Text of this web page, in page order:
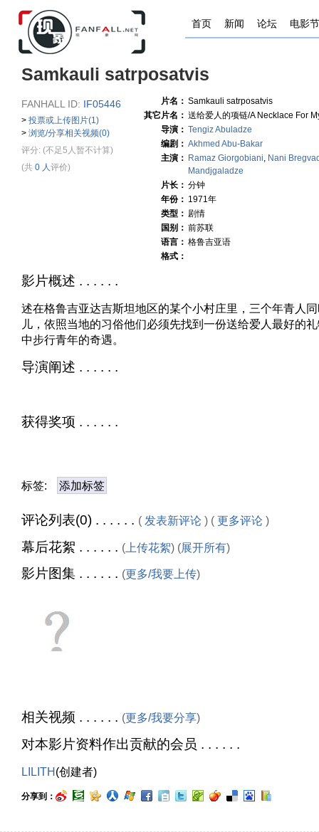
首页 新闻 论坛 电影节
Samkauli satrposatvis
FANHALL ID: IF05446
> 投票或上传图片(1)
> 浏览/分享相关视频(0)
评分: (不足5人暂不计算)
(共 0 人评价)
片名： Samkauli satrposatvis
其它片名： 送给爱人的项链/A Necklace For
导演： Tengiz Abuladze
编剧： Akhmed Abu-Bakar
主演： Ramaz Giorgobiani, Nani
Mandjgaladze
片长： 分钟
年份： 1971年
类型： 剧情
国别： 前苏联
语言： 格鲁吉亚语
格式：
影片概述 . . . . . .
述在格鲁吉亚达吉斯坦地区的某个小村庄里，三个年青人
儿，依照当地的习俗他们必须先找到一份送给爱人最好的
中步行青年的奇遇。
导演阐述 . . . . . .
获得奖项 . . . . . .
标签: 添加标签
评论列表(0) . . . . . . ( 发表新评论 ) ( 更多评论 )
幕后花絮 . . . . . . ( 上传花絮) (展开所有)
影片图集 . . . . . . (更多/我要上传)
相关视频 . . . . . . (更多/我要分享)
对本影片资料作出贡献的会员 . . . . . .
LILITH(创建者)
分享到：